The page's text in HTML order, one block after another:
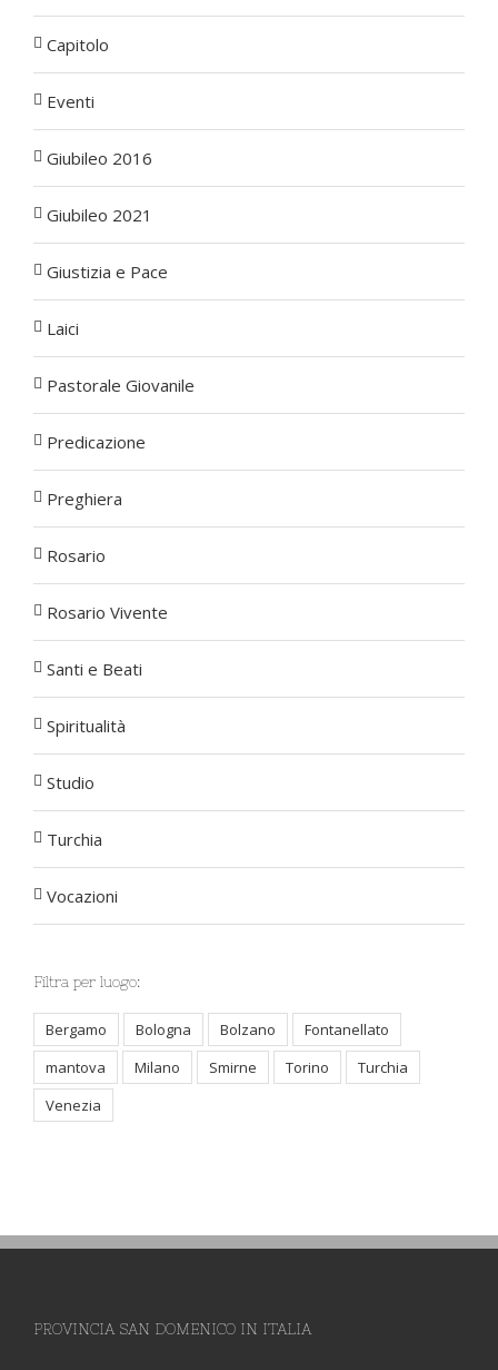
Capitolo
Eventi
Giubileo 2016
Giubileo 2021
Giustizia e Pace
Laici
Pastorale Giovanile
Predicazione
Preghiera
Rosario
Rosario Vivente
Santi e Beati
Spiritualità
Studio
Turchia
Vocazioni
Filtra per luogo:
Bergamo Bologna Bolzano
Fontanellato
mantova
Milano Smirne Torino
Turchia
Venezia
PROVINCIA SAN DOMENICO IN ITALIA